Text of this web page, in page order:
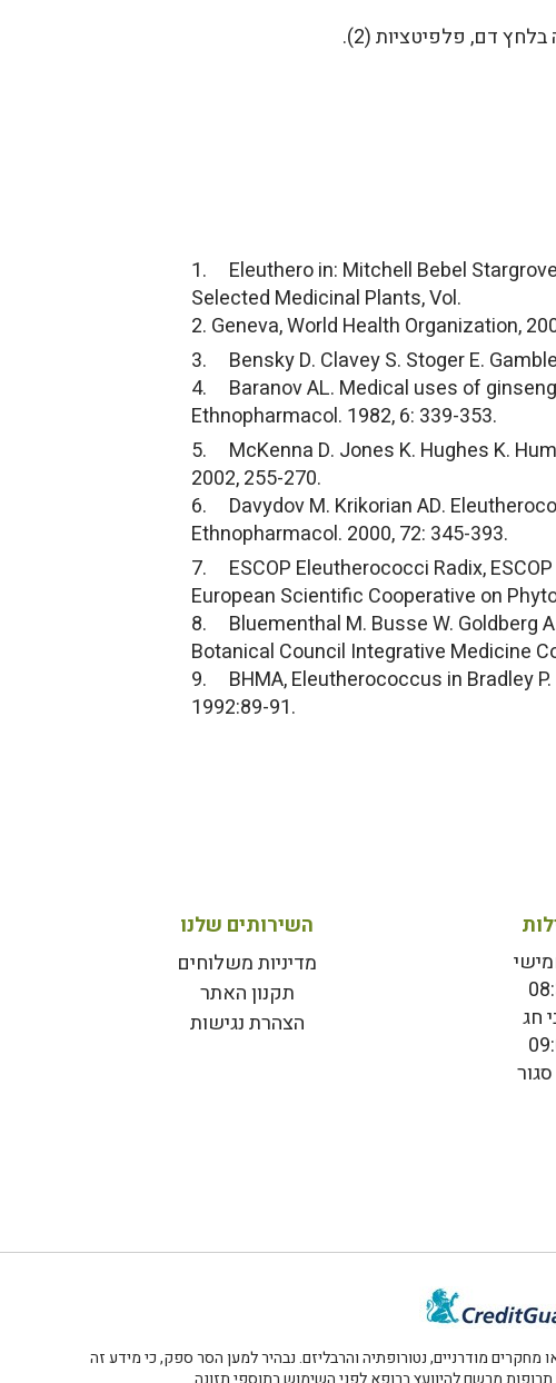
דם, פלפיטציות (2).
1. Eleuthero in: Mitchell Bebel
Selected Medicinal Plants, Vol.
2. Geneva, World Health Organization,
3. Bensky D. Clavey S. Stoger E.
4. Baranov AL. Medical uses of
Ethnopharmacol. 1982, 6: 339-353.
5. McKenna D. Jones K. Hughes K.
2002, 255-270.
6. Davydov M. Krikorian AD.
Ethnopharmacol. 2000, 72: 345-393.
7. ESCOP Eleutherococci Radix,
European Scientific Cooperative on
8. Bluementhal M. Busse W. Goldberg
Botanical Council Integrative Medicine
9. BHMA, Eleutherococcus in Bradley
1992:89-91.
חג
השירותים שלנו
מדיניות משלוחים
תקנון האתר
הצהרת נגישות
מודרניים, נטורופתיה והרבליזם. נבהיר למען הסר ספק, כי מידע זה